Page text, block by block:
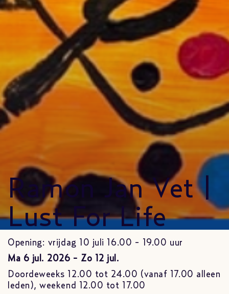
Ramon Jan Vet |
Lust For Life
Opening: vrijdag 10 juli 16.00 - 19.00 uur
Ma 6 jul. 2026 - Zo 12 jul.
Doordeweeks 12.00 tot 24.00 (vanaf 17.00 alleen
leden), weekend 12.00 tot 17.00